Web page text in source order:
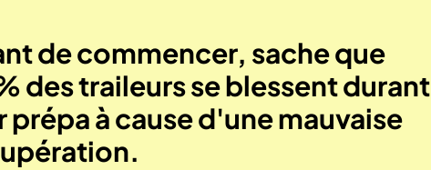
de commencer, sache que
des traileurs se blessent durant
prépa à cause d'une mauvaise